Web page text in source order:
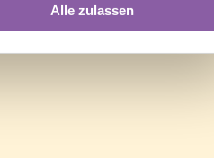
Alle zulassen